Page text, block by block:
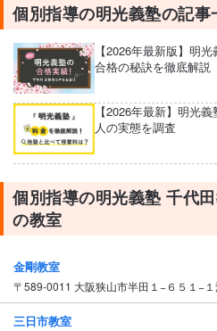
個別指導の明光義塾の記事
【2026年最新版】明
合格の秘訣を徹底解説
【2026年最新】明光
人の実態を調査
個別指導の明光義塾 千代
の教室
金剛教室
〒589-0011 大阪狭山市半田１−６５１−
三日市教室